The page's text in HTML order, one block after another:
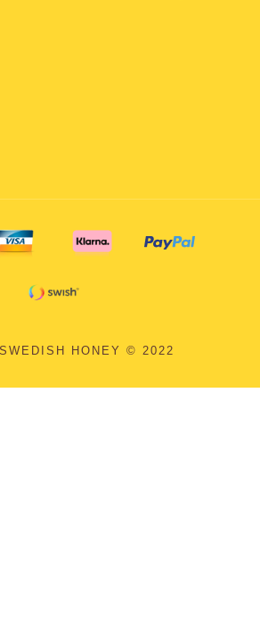
HONEY © 2022